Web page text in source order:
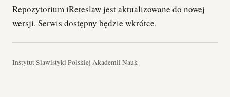
Repozytorium iReteslaw jest aktualizowane do nowej
wersji. Serwis dostępny będzie wkrótce.
Instytut Slawistyki Polskiej Akademii Nauk